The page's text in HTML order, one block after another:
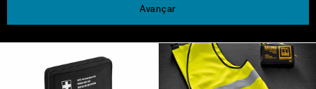
Avançar